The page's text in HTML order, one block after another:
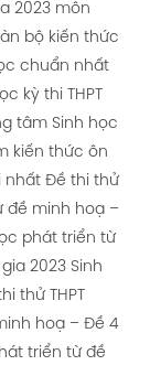
2023 môn
bộ kiến thức
chuẩn nhất
kỳ thi THPT
tâm Sinh học
kiến thức ôn
nhất Đề thi thử
đề minh hoạ –
phát triển từ
2023 Sinh
thử THPT
hoạ – Đề 4
triển từ đề